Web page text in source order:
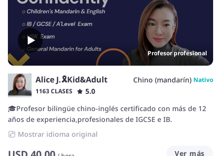
Profesor profesional
Alice J.🎗Kid&Adult Chino (mandarín) Nativo
1163 CLASES
5.0
🎓Profesor bilingüe chino-inglés certificado con más de 12
años de experiencia,profesionales de IGCSE e IB.
Mostrar idioma original
Ver más